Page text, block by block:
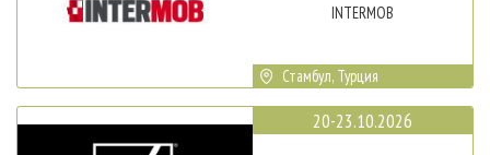
INTERMOB
Стамбул, Турция
20-23.10.2026